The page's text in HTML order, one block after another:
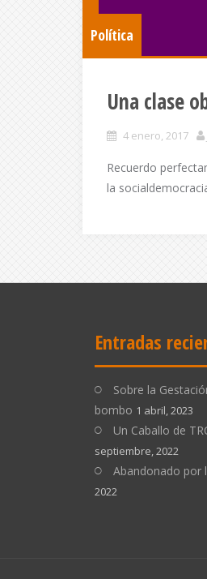
Política
Una clase
4 enero, 2017
Recuerdo
la
Entradas
Sobre la
bombo 1 abril, 2023
Un Caballo de
septiembre, 2022
Abandonado por
2022